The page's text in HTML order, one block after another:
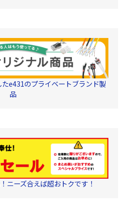
e431のプライベートブランド製
品
ニーズ合えば超おトクです！